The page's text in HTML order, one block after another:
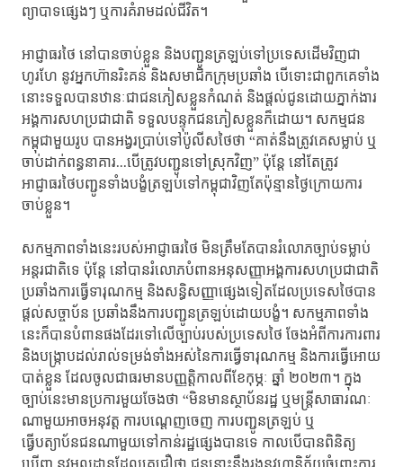
ព្យាបាទផ្សេងៗ ឬការគំរាមដល់ជីវិត។
អាជ្ញាធរថៃ នៅបានចាប់ខ្លួន និងបញ្ជូនត្រឡប់ទៅប្រទេសដើមវិញជា
ហូរហែ នូវអ្នកហ៊ានរិះគន់ និងសមាជិកក្រុមប្រឆាំង បើទោះជាពួកគេទាំង
នោះទទួលបានឋានៈជាជនភៀសខ្លួនកំណត់ និងផ្តល់ជូនដោយភ្នាក់ងារ
អង្គការសហប្រជាជាតិ ទទួលបន្ទុកជនភៀសខ្លួនក៏ដោយ។ សកម្មជន
កម្ពុជាមួយរូប បានអង្វរប្រាប់ទៅប៉ូលីសថៃថា “គាត់នឹងត្រូវគេសម្លាប់ ឬ
ចាប់ដាក់ពន្ធនាគារ...បើត្រូវបញ្ជូនទៅស្រុកវិញ” ប៉ុន្តែ នៅតែត្រូវ
អាជ្ញាធរថៃបញ្ជូនទាំងបង្ខំត្រឡប់ទៅកម្ពុជាវិញតែប៉ុន្មានថ្ងៃក្រោយការ
ចាប់ខ្លួន។
សកម្មភាពទាំងនេះរបស់អាជ្ញាធរថៃ មិនត្រឹមតែបានរំលោភច្បាប់ទម្លាប់
អន្តរជាតិទេ ប៉ុន្តែ នៅបានរំលោភបំពានអនុសញ្ញាអង្គការសហប្រជាជាតិ
ប្រឆាំងការធ្វើទារុណកម្ម និងសន្ធិសញ្ញាផ្សេងទៀត​ដែលប្រទេសថៃបាន
ផ្តល់សច្ចាប័ន ប្រឆាំងនឹងការបញ្ជូនត្រឡប់ដោយបង្ខំ។​ សកម្មភាពទាំង
នេះក៏បានបំពានផងដែរទៅលើច្បាប់របស់ប្រទេសថៃ ចែងអំពីការការពារ
និងបង្ក្រាបដល់រាល់ទម្រង់ទាំងអស់​នៃការធ្វើទារុណកម្ម និងការធ្វើអោយ
បាត់ខ្លួន ដែលចូលជាធរមានបញ្ញត្តិកាលពីខែកុម្ភៈ ឆ្នាំ ២០២៣។ ក្នុង
ច្បាប់នេះមានប្រការមួយចែងថា “មិនមានស្ថាប័នរដ្ឋ ឬមន្រ្តីសាធារណៈ
ណាមួយអាចអនុវត្ត ការបណ្តេញ​ចេញ ការបញ្ជូនត្រឡប់ ឬ
ធ្វើបត្យាប័នជនណាមួយទៅកាន់រដ្ឋផ្សេងបានទេ កាលបើបានពិនិត្យ